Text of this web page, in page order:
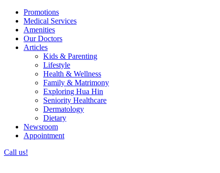
Promotions
Medical Services
Amenities
Our Doctors
Articles
Kids & Parenting
Lifestyle
Health & Wellness
Family & Matrimony
Exploring Hua Hin
Seniority Healthcare
Dermatology
Dietary
Newsroom
Appointment
Call us!